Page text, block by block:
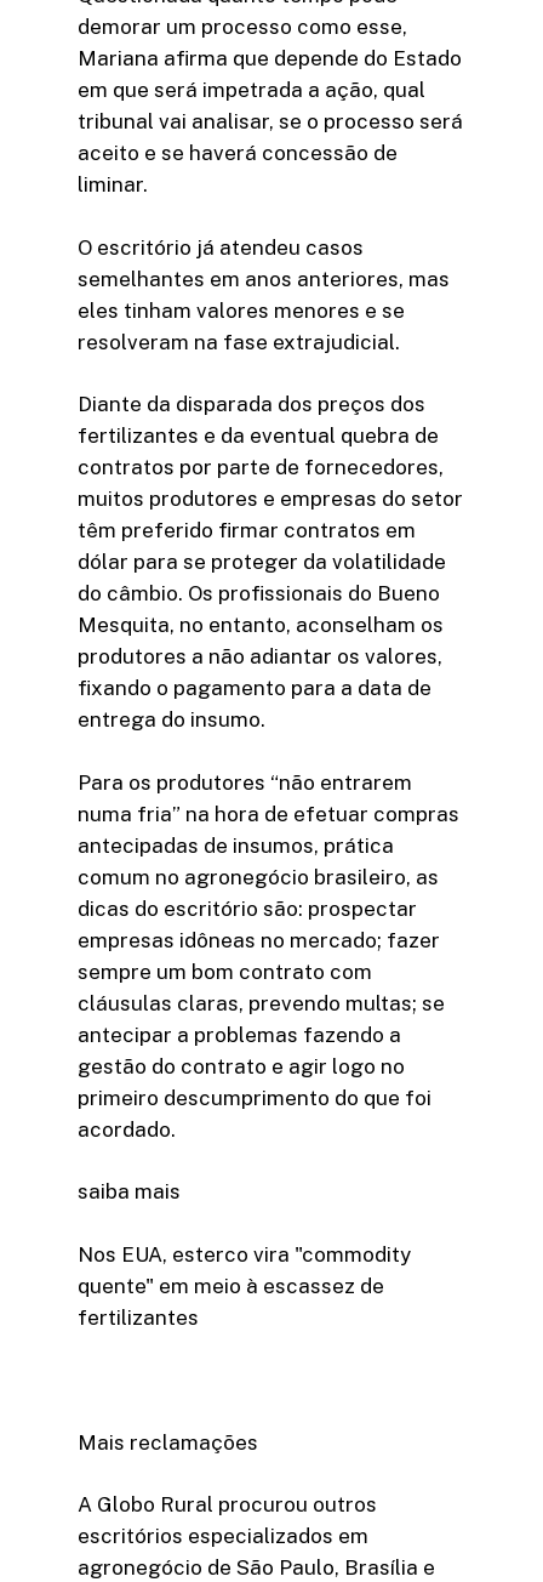
demorar um processo como esse,
Mariana afirma que depende do Estado
em que será impetrada a ação, qual
tribunal vai analisar, se o processo será
aceito e se haverá concessão de
liminar.
O escritório já atendeu casos
semelhantes em anos anteriores, mas
eles tinham valores menores e se
resolveram na fase extrajudicial.
Diante da disparada dos preços dos
fertilizantes e da eventual quebra de
contratos por parte de fornecedores,
muitos produtores e empresas do setor
têm preferido firmar contratos em
dólar para se proteger da volatilidade
do câmbio. Os profissionais do Bueno
Mesquita, no entanto, aconselham os
produtores a não adiantar os valores,
fixando o pagamento para a data de
entrega do insumo.
Para os produtores “não entrarem
numa fria” na hora de efetuar compras
antecipadas de insumos, prática
comum no agronegócio brasileiro, as
dicas do escritório são: prospectar
empresas idôneas no mercado; fazer
sempre um bom contrato com
cláusulas claras, prevendo multas; se
antecipar a problemas fazendo a
gestão do contrato e agir logo no
primeiro descumprimento do que foi
acordado.
saiba mais
Nos EUA, esterco vira "commodity
quente" em meio à escassez de
fertilizantes
Mais reclamações
A Globo Rural procurou outros
escritórios especializados em
agronegócio de São Paulo, Brasília e